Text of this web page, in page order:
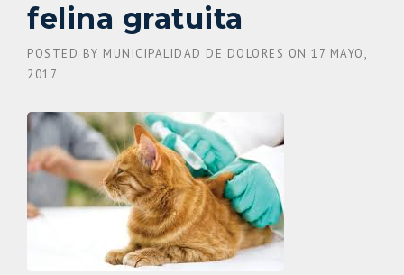
felina gratuita
POSTED BY MUNICIPALIDAD DE DOLORES ON 17 MAYO,
2017